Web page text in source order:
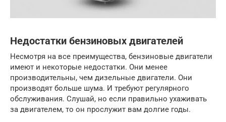
Недостатки бензиновых двигателей
Несмотря на все преимущества, бензиновые двигатели
имеют и некоторые недостатки. Они менее
производительны, чем дизельные двигатели. Они
производят больше шума. И требуют регулярного
обслуживания. Слушай, но если правильно ухаживать
за двигателем, то он прослужит вам долгие годы.